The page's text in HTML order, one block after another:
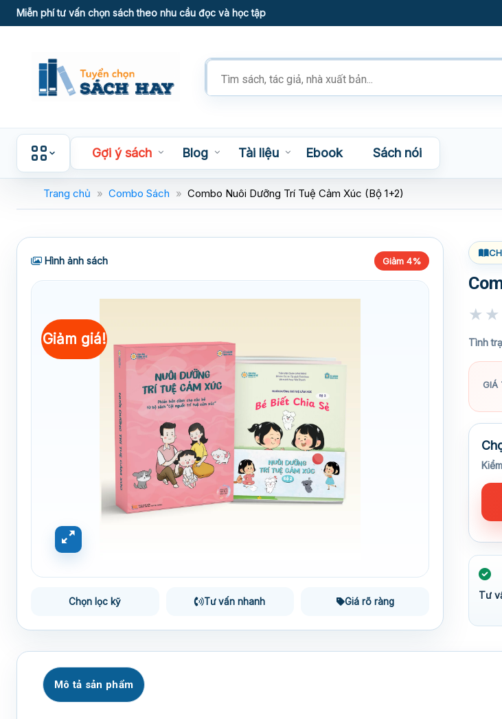
Skip
to
Miễn phí tư vấn chọn sách theo nhu cầu đọc và học tập
Tìm
kiếm
phẩm
Gợi ý sách Blog Tài liệu Ebook Sách nói
Trang chủ » Combo Sách » Combo Nuôi Dưỡng Trí Tuệ Cảm Xúc (Bộ 1+2)
Hình ảnh sách Giảm 4%
Giảm giá!
Chọn lọc kỹ Tư vấn nhanh Giá rõ ràng
Tình
GIÁ
Tư
Mô tả sản phẩm